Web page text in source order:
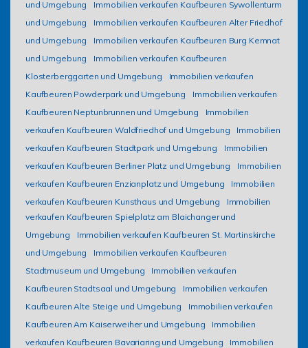
und Umgebung
Immobilien verkaufen Kaufbeuren Sywollenturm
und Umgebung
Immobilien verkaufen Kaufbeuren Alter Friedhof
und Umgebung
Immobilien verkaufen Kaufbeuren Burg Kemnat
und Umgebung
Immobilien verkaufen Kaufbeuren
Klosterberggarten und Umgebung
Immobilien verkaufen
Kaufbeuren Powderpark und Umgebung
Immobilien verkaufen
Kaufbeuren Neptunbrunnen und Umgebung
Immobilien
verkaufen Kaufbeuren Waldfriedhof und Umgebung
Immobilien
verkaufen Kaufbeuren Stadtpark und Umgebung
Immobilien
verkaufen Kaufbeuren Berliner Platz und Umgebung
Immobilien
verkaufen Kaufbeuren Enzianplatz und Umgebung
Immobilien
verkaufen Kaufbeuren Kunsthaus und Umgebung
Immobilien
verkaufen Kaufbeuren Spielplatz am Blaichanger und
Umgebung
Immobilien verkaufen Kaufbeuren St. Martinskirche
und Umgebung
Immobilien verkaufen Kaufbeuren
Stadtmuseum und Umgebung
Immobilien verkaufen
Kaufbeuren Stadtsaal und Umgebung
Immobilien verkaufen
Kaufbeuren Alte Steige und Umgebung
Immobilien verkaufen
Kaufbeuren Am Kaiserweiher und Umgebung
Immobilien
verkaufen Kaufbeuren Bavariaring und Umgebung
Immobilien